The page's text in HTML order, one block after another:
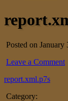
Posted on January
Leave a Comment
report.xml.p7s
Category: